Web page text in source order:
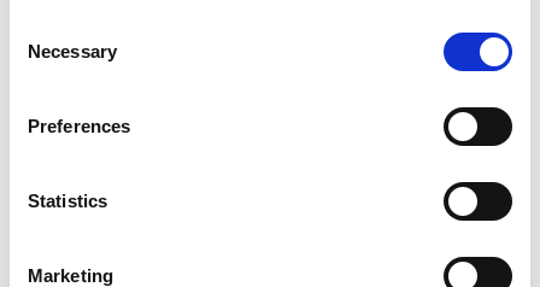
Selection
Necessary
Preferences
Statistics
Marketing
ILA BERLIN 2026：世界の航空宇宙産業がベルリンに集
結
RAPID + TCT 2026：领先的增材制造盛会重返变革中的